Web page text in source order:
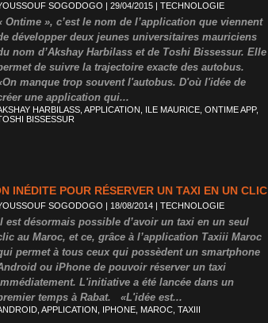
SOGODOGO | 29/04/2015 | TECHNOLOGIE
Ontime », c’est le nom de l’application que viennent
développer deux jeunes universitaires mauriciens
nom d’Akshay Harbilass et de Toshi Bissessur. Elle
de suivre la trajectoire exacte des autobus.
manque trop souvent l'autobus. D'où l'idée de
une application qui...
HARBILASS APPLICATION ILE MAURICE ONTIME APP,
BISSESSUR
INÉDITE POUR RÉSERVER UN TAXI EN UN CLIC
SOGODOGO | 18/08/2014 | TECHNOLOGIE
est désormais possible d’avoir un taxi en un seul
au Maroc, et ce, grâce à l’application Taxiii Maroc
permet à tous ceux qui possèdent un smartphone
ou iPhone de pouvoir réserver un taxi
L'initiative a été lancée dans un
temps à Rabat. «L'idée est...
APPLICATION IPHONE MAROC TAXIII